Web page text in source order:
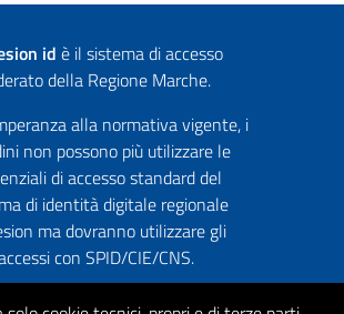
id è il sistema di accesso
della Regione Marche.
alla normativa vigente, i
non possono più utilizzare le
di accesso standard del
di identità digitale regionale
ma dovranno utilizzare gli
con SPID/CIE/CNS.